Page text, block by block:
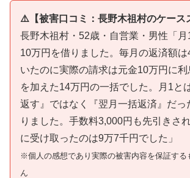
⚠️【被害口コミ：長野木祖村のケース
長野木祖村・52歳・自営業・男性「
10万円を借りました。毎月の返済額は
いたのに実際の請求は元金10万円に利
を加えた14万円の一括でした。月1と
返す』ではなく『翌月一括返済』だっ
りました。手数料3,000円も先引きさ
に受け取ったのは9万7千円でした」
※個人の感想であり実際の被害内容を保証する
ん